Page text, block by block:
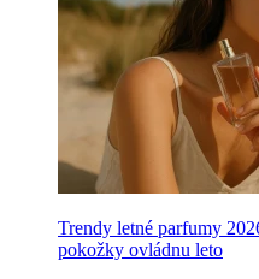
Trendy letné parfumy
pokožky ovládnu leto